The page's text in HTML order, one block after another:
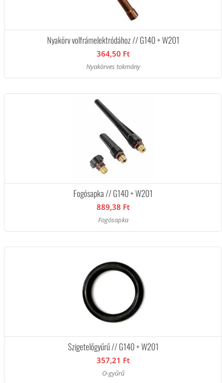
Nyakörv volfrámelektródához // G140 + W201
364,50 Ft
Nyakörves tokmány
Fogósapka // G140 + W201
889,38 Ft
Fogósapka
Szigetelőgyűrű // G140 + W201
357,21 Ft
O-gyűrű